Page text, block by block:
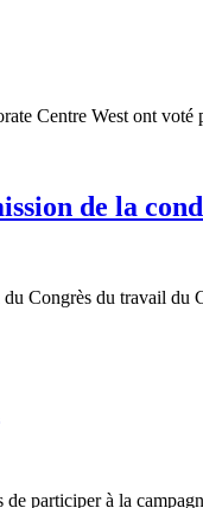
Centre West ont
de la
Congrès du travail du
participer à la